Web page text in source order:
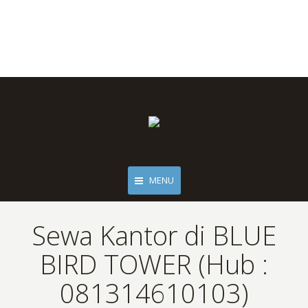
MENU
Sewa Kantor di BLUE
BIRD TOWER (Hub :
081314610103)